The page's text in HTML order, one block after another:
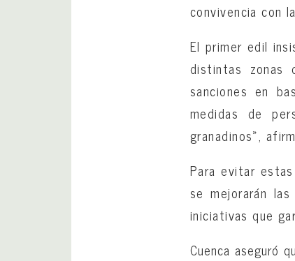
convivencia con
El primer edil
distintas zonas
sanciones en
medidas de
granadinos»,
Para evitar
se mejorarán
iniciativas que
Cuenca aseguró